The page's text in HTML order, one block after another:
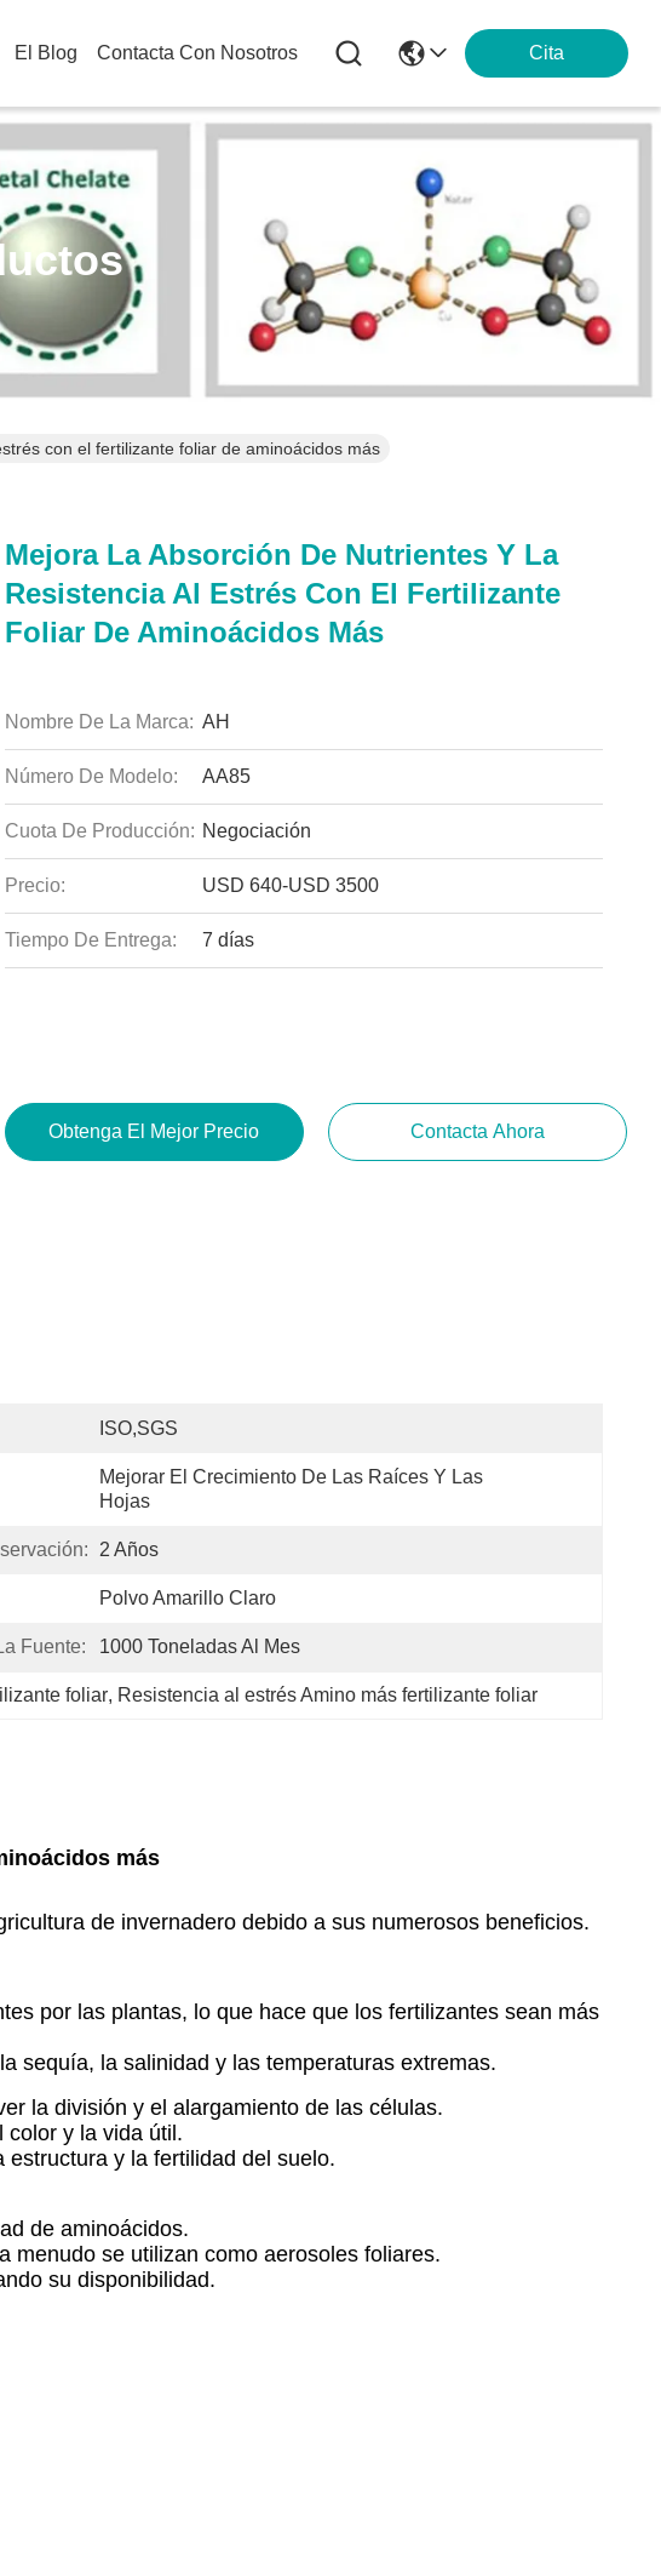
El Blog Contacta Con Nosotros Cita
con el fertilizante foliar de aminoácidos más
Mejora La Absorción De Nutrientes Y La
Resistencia Al Estrés Con El Fertilizante
Foliar De Aminoácidos Más
Nombre De La Marca: AH
Número De Modelo: AA85
Cuota De Producción: Negociación
Precio: USD 640-USD 3500
Tiempo De Entrega: 7 días
Obtenga El Mejor Precio Contacta Ahora
ISO,SGS
Mejorar El Crecimiento De Las Raíces Y Las
Hojas
2 Años
Polvo Amarillo Claro
Fuente: 1000 Toneladas Al Mes
foliar, Resistencia al estrés Amino más fertilizante foliar
más
de invernadero debido a sus numerosos beneficios.
por las plantas, lo que hace que los fertilizantes sean más
sequía, la salinidad y las temperaturas extremas.
la división y el alargamiento de las células.
color y la vida útil.
y la fertilidad del suelo.
de aminoácidos.
menudo se utilizan como aerosoles foliares.
su disponibilidad.